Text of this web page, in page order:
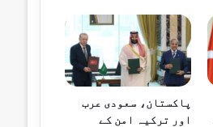
پاکستان، سعودی عرب
اور ترکیہ امن کے